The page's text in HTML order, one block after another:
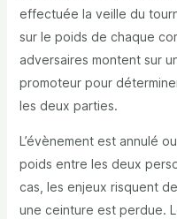
effectuée la veille du
sur le poids de chaque
adversaires montent sur
promoteur pour
les deux parties.
L’évènement est annulé
poids entre les deux
cas, les enjeux risquent
une ceinture est perdue.